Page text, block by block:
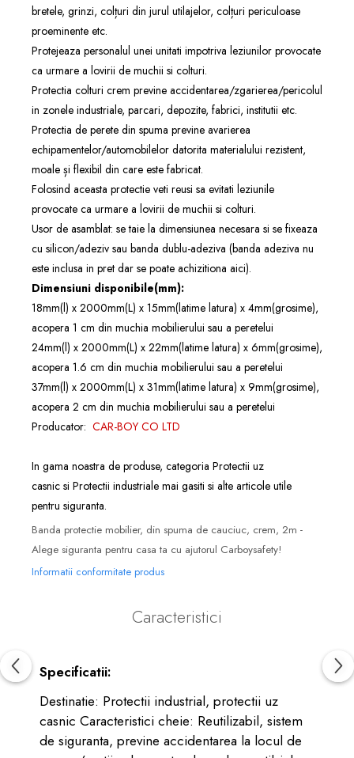
bretele, grinzi, colțuri din jurul utilajelor, colțuri periculoase
proeminente etc.
Protejeaza personalul unei unitati impotriva leziunilor provocate
ca urmare a lovirii de muchii si colturi.
Protectia colturi crem previne accidentarea/zgarierea/pericolul
in zonele industriale, parcari, depozite, fabrici, institutii etc.
Protectia de perete din spuma previne avarierea
echipamentelor/automobilelor datorita materialului rezistent,
moale și flexibil din care este fabricat.
Folosind aceasta protectie veti reusi sa evitati leziunile
provocate ca urmare a lovirii de muchii si colturi.
Usor de asamblat: se taie la dimensiunea necesara si se fixeaza
cu silicon/adeziv sau banda dublu-adeziva (banda adeziva nu
este inclusa in pret dar se poate achizitiona aici).
Dimensiuni disponibile(mm):
18mm(l) x 2000mm(L) x 15mm(latime latura) x 4mm(grosime),
acopera 1 cm din muchia mobilierului sau a peretelui
24mm(l) x 2000mm(L) x 22mm(latime latura) x 6mm(grosime),
acopera 1.6 cm din muchia mobilierului sau a peretelui
37mm(l) x 2000mm(L) x 31mm(latime latura) x 9mm(grosime),
acopera 2 cm din muchia mobilierului sau a peretelui
Producator: CAR-BOY CO LTD
In gama noastra de produse, categoria Protectii uz
casnic si Protectii industriale mai gasiti si alte articole utile
pentru siguranta.
Banda protectie mobilier, din spuma de cauciuc, crem, 2m -
Alege siguranta pentru casa ta cu ajutorul Carboysafety!
Informatii conformitate produs
Caracteristici
Specificatii:
Destinatie: Protectii industrial, protectii uz
casnic Caracteristici cheie: Reutilizabil, sistem
de siguranta, previne accidentarea la locul de